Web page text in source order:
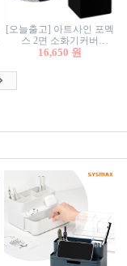
[오늘출고] 아트사인 포멕
스 2면 소화기커버
1470/1471/소화기커버/소
함/소화기거치대/소화기
16,650 원